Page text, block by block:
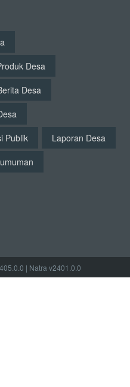
Desa
Desa
Publik
Laporan Desa
| Natra v2401.0.0